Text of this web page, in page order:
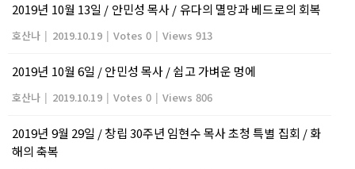
2019년 10월 13일 / 안민성 목사 / 유다의 멸망과 베드로의 회복
호산나 | 2019.10.19 | Votes 0 | Views 913
2019년 10월 6일 / 안민성 목사 / 쉽고 가벼운 멍에
호산나 | 2019.10.19 | Votes 0 | Views 806
2019년 9월 29일 / 창립 30주년 임현수 목사 초청 특별 집회 / 화
해의 축복